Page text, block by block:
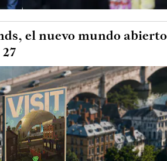
el nuevo mundo abierto